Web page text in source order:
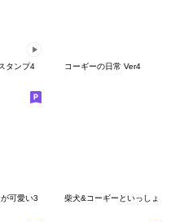
タンプ4 コーギーの日常 Ver4
可愛い3 柴犬&コーギーといっしょ